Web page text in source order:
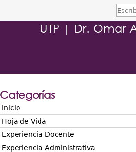
E
s
c
r
l
r
UTP | Dr. Omar
Categorías
Inicio
Hoja de Vida
Experiencia Docente
Experiencia Administrativa